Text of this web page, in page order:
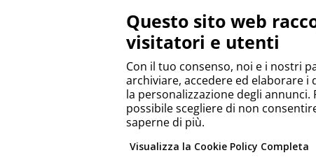
Questo sito web
visitatori e utenti
Con il tuo consenso, noi e i nostri
archiviare, accedere ed elaborare i
la personalizzazione degli
possibile scegliere di non
saperne di più.
Visualizza la Cookie Policy Completa